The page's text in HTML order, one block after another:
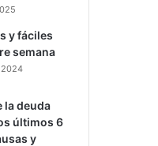
y fáciles
semana
la deuda
últimos 6
y